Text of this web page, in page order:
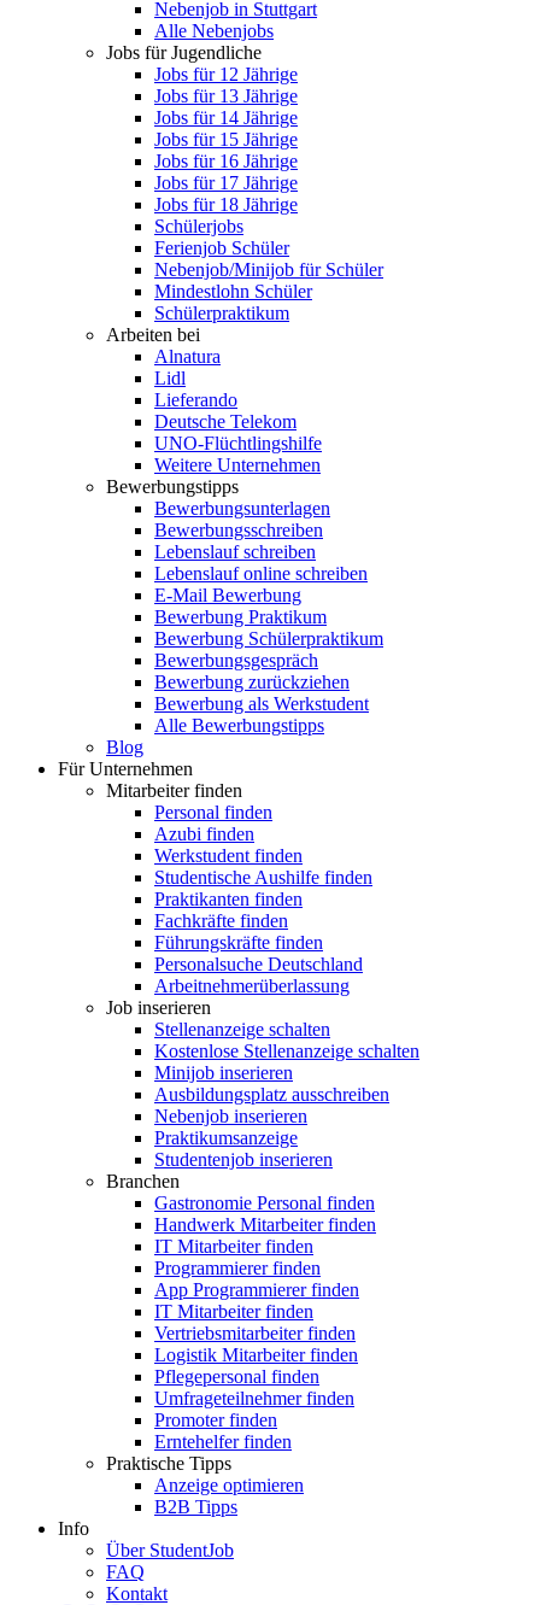
Nebenjob in Stuttgart
Alle Nebenjobs
Jobs für Jugendliche
Jobs für 12 Jährige
Jobs für 13 Jährige
Jobs für 14 Jährige
Jobs für 15 Jährige
Jobs für 16 Jährige
Jobs für 17 Jährige
Jobs für 18 Jährige
Schülerjobs
Ferienjob Schüler
Nebenjob/Minijob für Schüler
Mindestlohn Schüler
Schülerpraktikum
Arbeiten bei
Alnatura
Lidl
Lieferando
Deutsche Telekom
UNO-Flüchtlingshilfe
Weitere Unternehmen
Bewerbungstipps
Bewerbungsunterlagen
Bewerbungsschreiben
Lebenslauf schreiben
Lebenslauf online schreiben
E-Mail Bewerbung
Bewerbung Praktikum
Bewerbung Schülerpraktikum
Bewerbungsgespräch
Bewerbung zurückziehen
Bewerbung als Werkstudent
Alle Bewerbungstipps
Blog
Für Unternehmen
Mitarbeiter finden
Personal finden
Azubi finden
Werkstudent finden
Studentische Aushilfe finden
Praktikanten finden
Fachkräfte finden
Führungskräfte finden
Personalsuche Deutschland
Arbeitnehmerüberlassung
Job inserieren
Stellenanzeige schalten
Kostenlose Stellenanzeige schalten
Minijob inserieren
Ausbildungsplatz ausschreiben
Nebenjob inserieren
Praktikumsanzeige
Studentenjob inserieren
Branchen
Gastronomie Personal finden
Handwerk Mitarbeiter finden
IT Mitarbeiter finden
Programmierer finden
App Programmierer finden
IT Mitarbeiter finden
Vertriebsmitarbeiter finden
Logistik Mitarbeiter finden
Pflegepersonal finden
Umfrageteilnehmer finden
Promoter finden
Erntehelfer finden
Praktische Tipps
Anzeige optimieren
B2B Tipps
Info
Über StudentJob
FAQ
Kontakt